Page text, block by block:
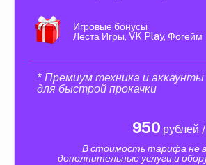
Игровые бонусы
Леста Игры, VK Play, Фогейм
* Премиум техника и аккаунты
для быстрой прокачки
950 рублей
В стоимость тарифа не
дополнительные услуги и